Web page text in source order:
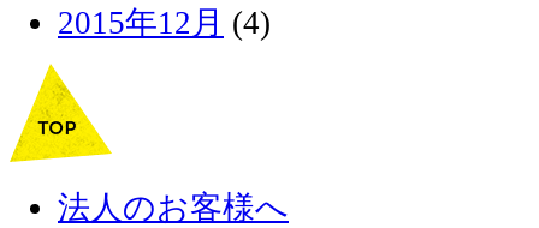
2015年12月 (4)
法人のお客様へ